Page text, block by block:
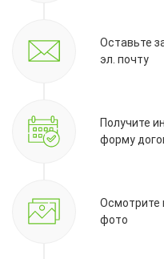
Оставьте
эл. почту
Получите
форму
Осмотрите
фото